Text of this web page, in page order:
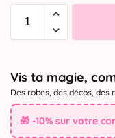
Vis ta magie,
Des robes, des décos, des
🎁 -10% sur votre